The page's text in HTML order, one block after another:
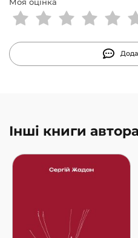
Інші книги автора